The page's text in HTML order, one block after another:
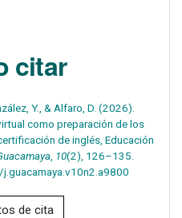
citar
Y., & Alfaro, D. (2026).
como preparación de los
de inglés, Educación
, 10(2), 126–135.
de cita